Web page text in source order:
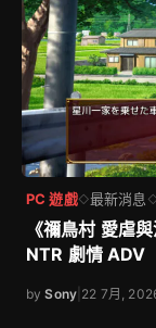
PC 遊戲◇最新消息
《禰鳥村 愛虐
NTR 劇情 ADV
bySony 22 7月,